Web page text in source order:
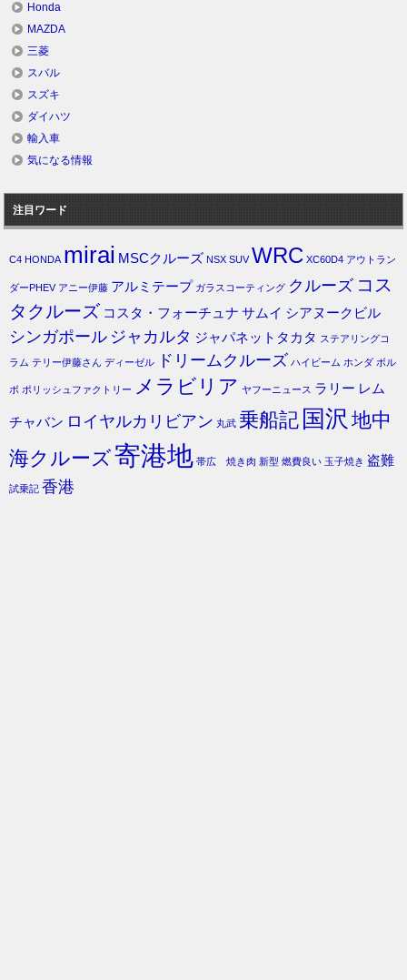
Honda
MAZDA
三菱
スバル
スズキ
ダイハツ
輸入車
気になる情報
注目ワード
C4 HONDA mirai MSCクルーズ NSX SUV WRC XC60D4 アウトラン
ダーPHEV アニー伊藤 アルミテープ ガラスコーティング クルーズ コス
タクルーズ コスタ・フォーチュナ サムイ シアヌークビル
シンガポール ジャカルタ ジャパネットタカタ ステアリングコ
ラム テリー伊藤さん ディーゼル ドリームクルーズ ハイビーム ホンダ ボル
ボ ポリッシュファクトリー メラビリア ヤフーニュース ラリー レム
チャバン ロイヤルカリビアン 丸武 乗船記 国沢 地中
海クルーズ寄港地 帯広 焼き肉 新型 燃費良い 玉子焼き 盗難
試乗記 香港